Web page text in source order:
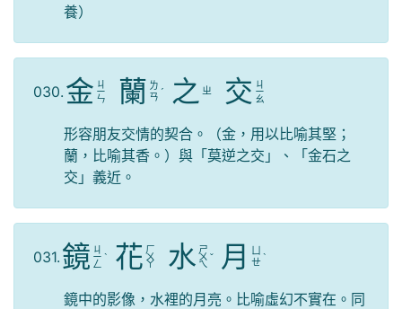
養）
030. 金 ㄐ
ㄧ
ㄣ 蘭 ㄌ
ㄢ ˊ 之 ㄓ 交 ㄐ
ㄧ
ㄠ
形容朋友交情的契合。（金，用以比喻其堅；
蘭，比喻其香。）與「莫逆之交」、「金石之
交」義近。
031. 鏡 ㄐ
ㄧ
ㄥ
ˋ 花 ㄏ
ㄨ
ㄚ 水 ㄕ
ㄨ
ㄟ
ˇ 月
ㄝˋ
鏡中的影像，水裡的月亮。比喻虛幻不實在。同